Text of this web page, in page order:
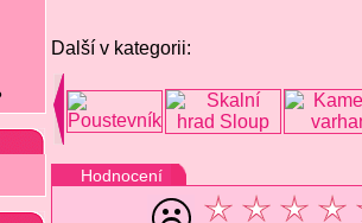
Další v kategorii:
Hodnocení